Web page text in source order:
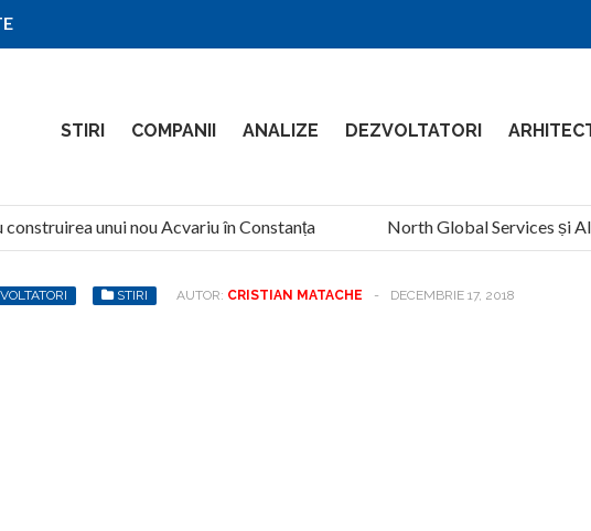
STIRI COMPANII ANALIZE DEZVOLTATORI
unui nou Acvariu în Constanța North Global Services și
STIRI AUTOR: CRISTIAN MATACHE - DECEMBRIE 17, 2018